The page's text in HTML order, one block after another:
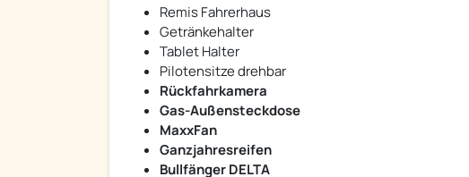
Remis Fahrerhaus
Getränkehalter
Tablet Halter
Pilotensitze drehbar
Rückfahrkamera
Gas-Außensteckdose
MaxxFan
Ganzjahresreifen
Bullfänger DELTA